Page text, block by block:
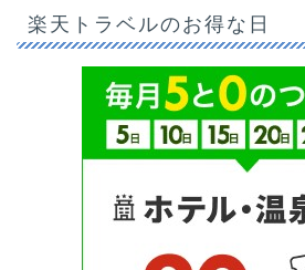
楽天トラベルのお得な日